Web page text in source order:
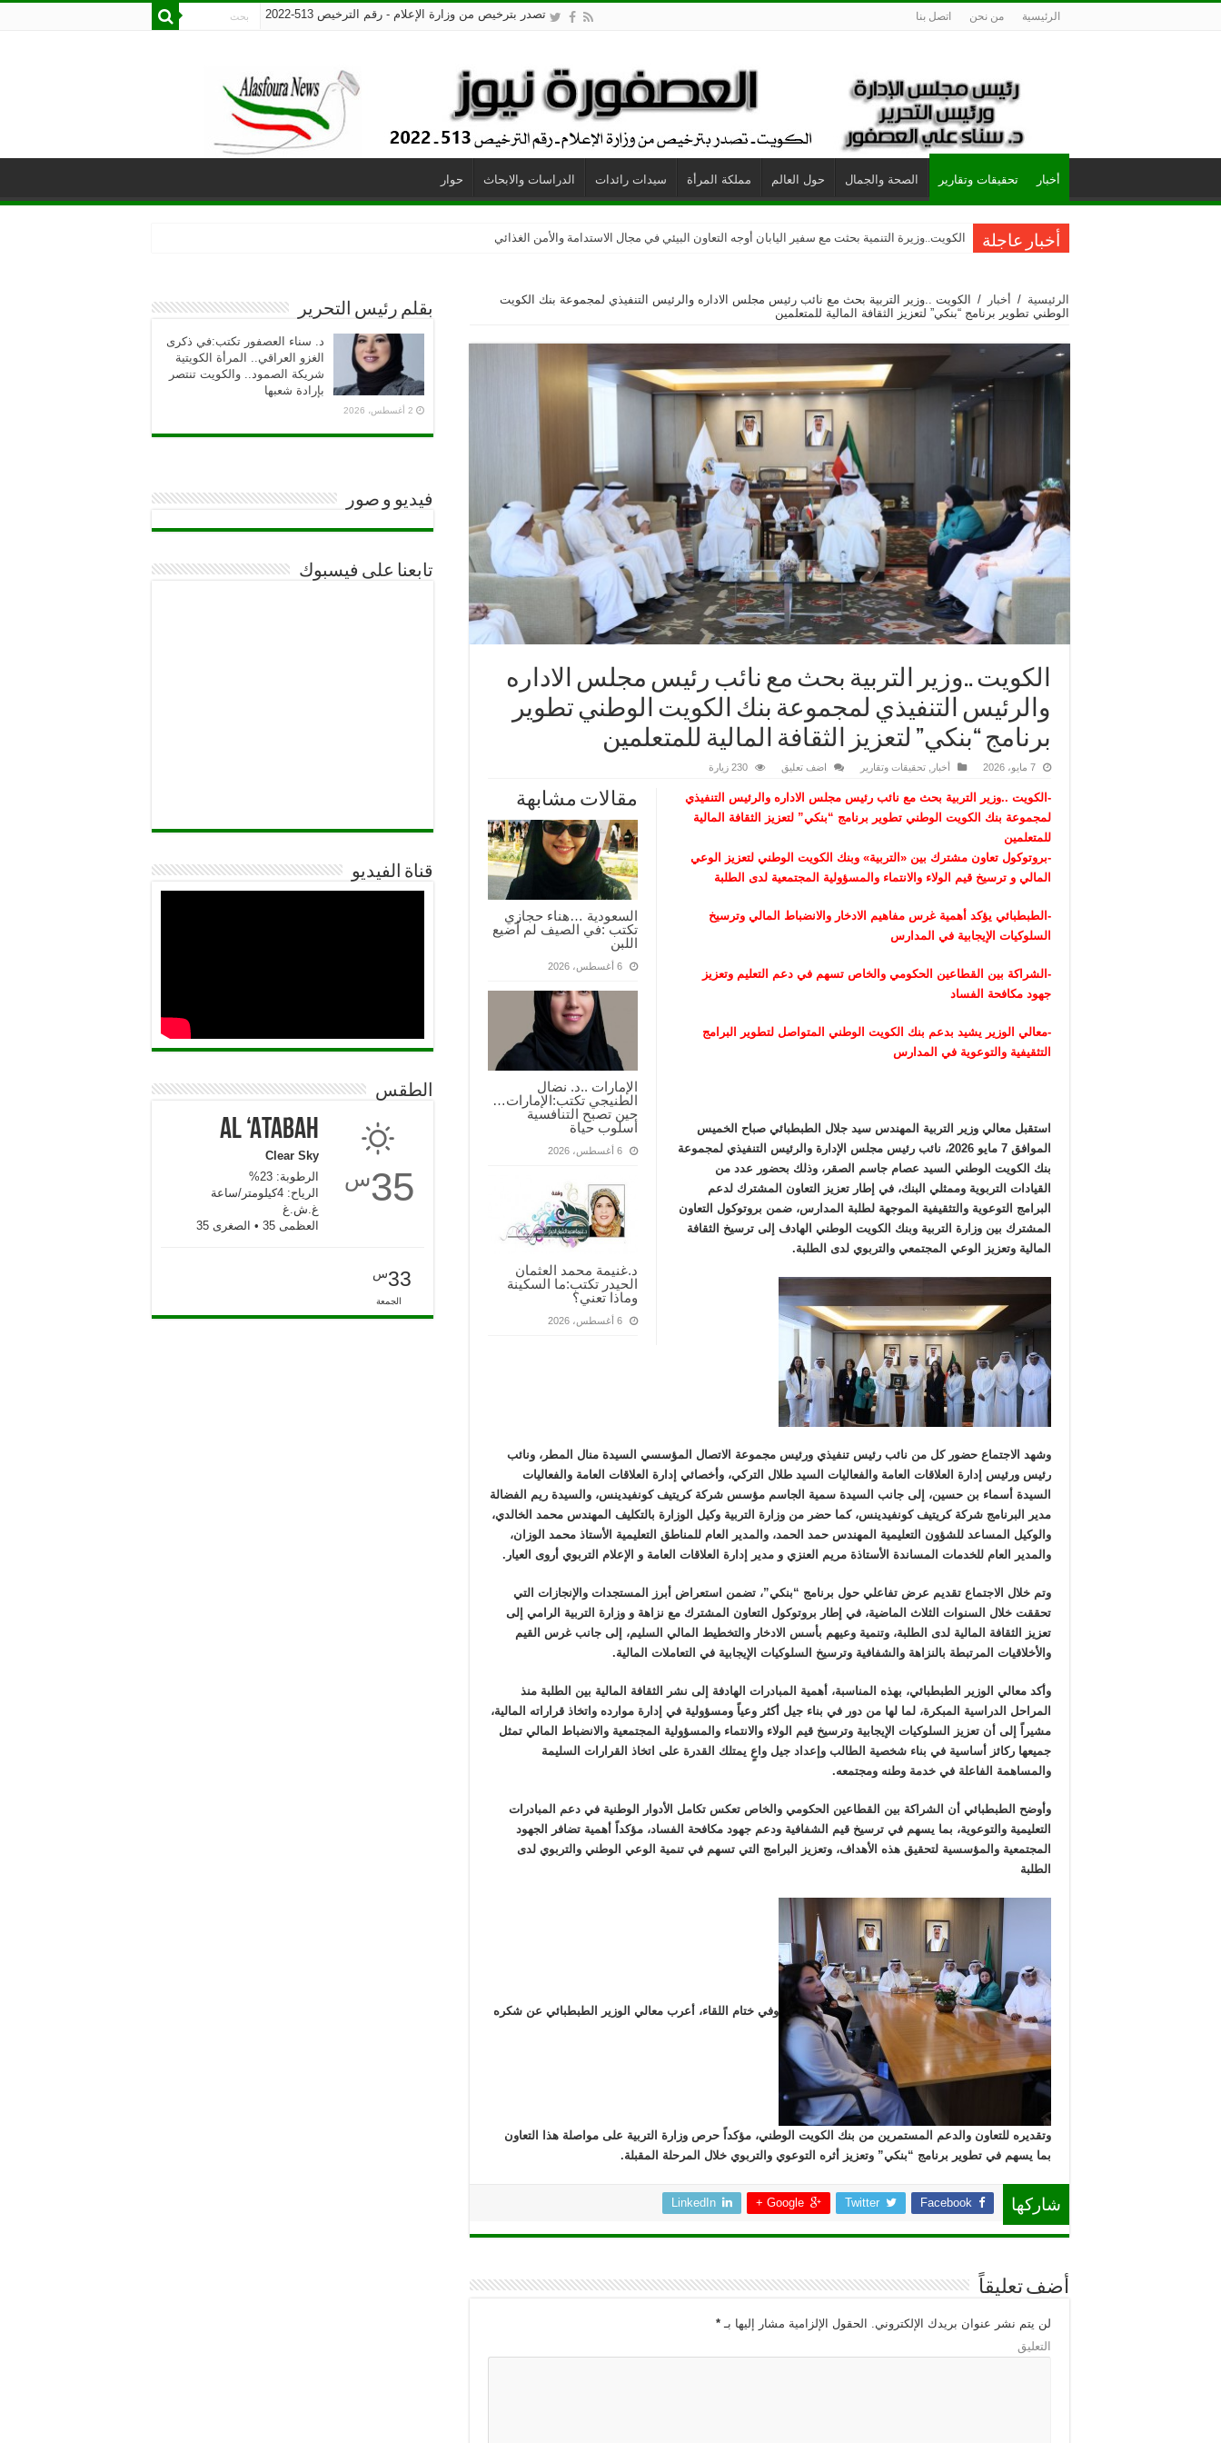
الرئيسية من نحن اتصل بنا تصدر بترخيص من وزارة الإعلام - رقم الترخيص 513-2022
أخبار تحقيقات وتقارير الصحة والجمال حول العالم مملكة المرأة سيدات رائدات الدراسات والابحاث حوار
أخبار عاجلة الكويت..وزيرة التنمية بحثت مع سفير اليابان أوجه التعاون البيئي في مجال الاستدامة والأمن الغذائي
الفونيو.. أرز الجوعى الأفريقي يغزو المطابخ العالمية
الرئيسية / أخبار /
الكويت ..وزير التربية بحث مع نائب رئيس مجلس الاداره والرئيس التنفيذي لمجموعة بنك الكويت
الوطني تطوير برنامج “بنكي” لتعزيز الثقافة المالية للمتعلمين
الكويت ..وزير التربية بحث مع نائب رئيس مجلس الاداره
والرئيس التنفيذي لمجموعة بنك الكويت الوطني تطوير
برنامج “بنكي” لتعزيز الثقافة المالية للمتعلمين
7 مايو، 2026 أخبار تحقيقات وتقارير اضف تعليق 230 زيارة
مقالات مشابهة
السعودية …هناء حجازي
تكتب :في الصيف لم أضيع
اللبن
6 أغسطس، 2026
الإمارات ..د. نضال
الطنيجي تكتب:الإمارات…
حين تصبح التنافسية
أسلوب حياة
6 أغسطس، 2026
د.غنيمة محمد العثمان
الحيدر تكتب:ما السكينة
وماذا تعني؟
6 أغسطس، 2026
-الكويت ..وزير التربية بحث مع نائب رئيس مجلس الاداره والرئيس التنفيذي
لمجموعة بنك الكويت الوطني تطوير برنامج “بنكي” لتعزيز الثقافة المالية
للمتعلمين
-بروتوكول تعاون مشترك بين «التربية» وبنك الكويت الوطني لتعزيز الوعي
المالي و ترسيخ قيم الولاء والانتماء والمسؤولية المجتمعية لدى الطلبة
-الطبطبائي يؤكد أهمية غرس مفاهيم الادخار والانضباط المالي وترسيخ
السلوكيات الإيجابية في المدارس
-الشراكة بين القطاعين الحكومي والخاص تسهم في دعم التعليم وتعزيز
جهود مكافحة الفساد
-معالي الوزير يشيد بدعم بنك الكويت الوطني المتواصل لتطوير البرامج
التثقيفية والتوعوية في المدارس
استقبل معالي وزير التربية المهندس سيد جلال الطبطبائي صباح الخميس
الموافق 7 مايو 2026، نائب رئيس مجلس الإدارة والرئيس التنفيذي لمجموعة
بنك الكويت الوطني السيد عصام جاسم الصقر، وذلك بحضور عدد من
القيادات التربوية وممثلي البنك، في إطار تعزيز التعاون المشترك لدعم
البرامج التوعوية والتثقيفية الموجهة لطلبة المدارس، ضمن بروتوكول التعاون
المشترك بين وزارة التربية وبنك الكويت الوطني الهادف إلى ترسيخ الثقافة
المالية وتعزيز الوعي المجتمعي والتربوي لدى الطلبة.
وشهد الاجتماع حضور كل من نائب رئيس تنفيذي ورئيس مجموعة الاتصال المؤسسي السيدة منال المطر، ونائب
رئيس ورئيس إدارة العلاقات العامة والفعاليات السيد طلال التركي، وأخصائي إدارة العلاقات العامة والفعاليات
السيدة أسماء بن حسين، إلى جانب السيدة سمية الجاسم مؤسس شركة كريتيف كونفيدينس، والسيدة ريم الفضالة
مدير البرنامج شركة كريتيف كونفيدينس، كما حضر من وزارة التربية وكيل الوزارة بالتكليف المهندس محمد الخالدي،
والوكيل المساعد للشؤون التعليمية المهندس حمد الحمد، والمدير العام للمناطق التعليمية الأستاذ محمد الوزان،
والمدير العام للخدمات المساندة الأستاذة مريم العنزي و مدير إدارة العلاقات العامة و الإعلام التربوي أروى العيار.
وتم خلال الاجتماع تقديم عرض تفاعلي حول برنامج “بنكي”، تضمن استعراض أبرز المستجدات والإنجازات التي
تحققت خلال السنوات الثلاث الماضية، في إطار بروتوكول التعاون المشترك مع نزاهة و وزارة التربية الرامي إلى
تعزيز الثقافة المالية لدى الطلبة، وتنمية وعيهم بأسس الادخار والتخطيط المالي السليم، إلى جانب غرس القيم
والأخلاقيات المرتبطة بالنزاهة والشفافية وترسيخ السلوكيات الإيجابية في التعاملات المالية.
وأكد معالي الوزير الطبطبائي، بهذه المناسبة، أهمية المبادرات الهادفة إلى نشر الثقافة المالية بين الطلبة منذ
المراحل الدراسية المبكرة، لما لها من دور في بناء جيل أكثر وعياً ومسؤولية في إدارة موارده واتخاذ قراراته المالية،
مشيراً إلى أن تعزيز السلوكيات الإيجابية وترسيخ قيم الولاء والانتماء والمسؤولية المجتمعية والانضباط المالي تمثل
جميعها ركائز أساسية في بناء شخصية الطالب وإعداد جيل واعٍ يمتلك القدرة على اتخاذ القرارات السليمة
والمساهمة الفاعلة في خدمة وطنه ومجتمعه.
وأوضح الطبطبائي أن الشراكة بين القطاعين الحكومي والخاص تعكس تكامل الأدوار الوطنية في دعم المبادرات
التعليمية والتوعوية، بما يسهم في ترسيخ قيم الشفافية ودعم جهود مكافحة الفساد، مؤكداً أهمية تضافر الجهود
المجتمعية والمؤسسية لتحقيق هذه الأهداف، وتعزيز البرامج التي تسهم في تنمية الوعي الوطني والتربوي لدى
الطلبة
وفي ختام اللقاء، أعرب معالي الوزير الطبطبائي عن شكره
وتقديره للتعاون والدعم المستمرين من بنك الكويت الوطني، مؤكداً حرص وزارة التربية على مواصلة هذا التعاون
بما يسهم في تطوير برنامج “بنكي” وتعزيز أثره التوعوي والتربوي خلال المرحلة المقبلة.
شاركها Facebook
Twitter
Google +
LinkedIn
أضف تعليقاً
لن يتم نشر عنوان بريدك الإلكتروني. الحقول الإلزامية مشار إليها بـ *
التعليق
بقلم رئيس التحرير
د. سناء العصفور تكتب:في ذكرى
الغزو العراقي.. المرأة الكويتية
شريكة الصمود.. والكويت تنتصر
بإرادة شعبها
2 أغسطس، 2026
فيديو و صور
تابعنا على فيسبوك
قناة الفيديو
الطقس
35س
Al ‘Atabah
Clear Sky
الرطوبة: 23%
الرياح: 4كيلومتر/ساعة
غ.ش.غ
العظمى 35 • الصغرى 35
33س
الجمعة